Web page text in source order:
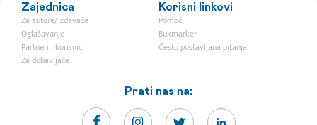
Zajednica
Za autore/izdavače
Oglašavanje
Partneri i korisnici
Za dobavljače
Korisni linkovi
Pomoć
Bukmarker
Često postavljana pitanja
Prati nas na: